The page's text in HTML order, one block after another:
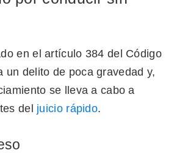
en el artículo 384 del Código
un delito de poca gravedad y,
se lleva a cabo a
del juicio rápido.